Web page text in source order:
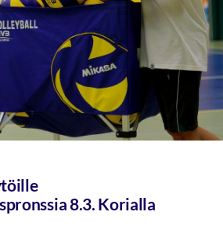
8.3. Korialla